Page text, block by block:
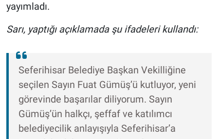
yayımladı.
Sarı, yaptığı açıklamada şu ifadeleri kullandı:
Seferihisar Belediye Başkan Vekilliğine
seçilen Sayın Fuat Gümüş’ü kutluyor, yeni
görevinde başarılar diliyorum. Sayın
Gümüş’ün halkçı, şeffaf ve katılımcı
belediyecilik anlayışıyla Seferihisar’a